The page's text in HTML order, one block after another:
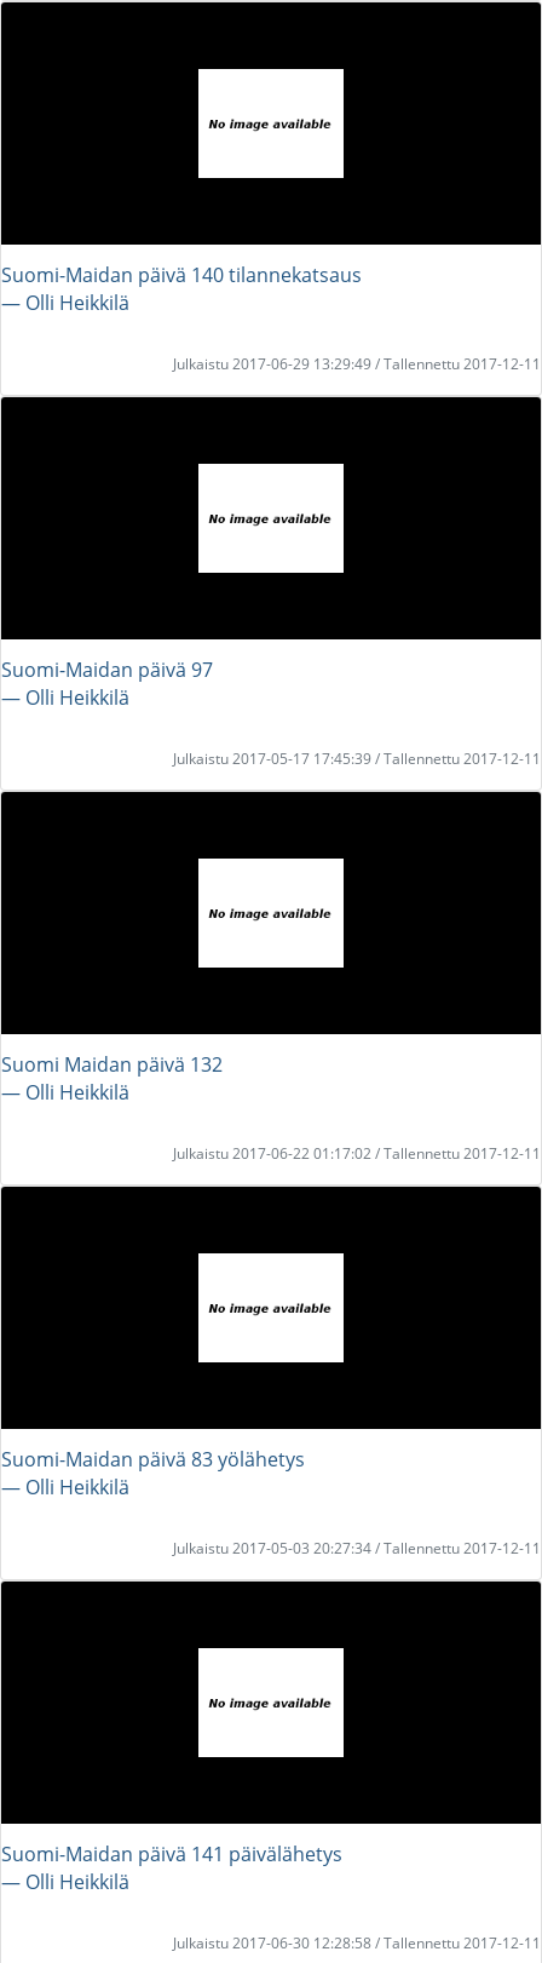
Suomi-Maidan päivä 140 tilannekatsaus
― Olli Heikkilä
Julkaistu 2017-06-29 13:29:49 / Tallennettu 2017-12-11
Suomi-Maidan päivä 97
― Olli Heikkilä
Julkaistu 2017-05-17 17:45:39 / Tallennettu 2017-12-11
Suomi Maidan päivä 132
― Olli Heikkilä
Julkaistu 2017-06-22 01:17:02 / Tallennettu 2017-12-11
Suomi-Maidan päivä 83 yölähetys
― Olli Heikkilä
Julkaistu 2017-05-03 20:27:34 / Tallennettu 2017-12-11
Suomi-Maidan päivä 141 päivälähetys
― Olli Heikkilä
Julkaistu 2017-06-30 12:28:58 / Tallennettu 2017-12-11